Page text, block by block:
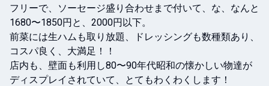
フリーで、ソーセージ盛り合わせまで付いて、な、なんと
1680〜1850円と、2000円以下。
前菜には生ハムも取り放題、ドレッシングも数種類あり、
コスパ良く、大満足！！
店内も、壁面も利用し80〜90年代昭和の懐かしい物達が
ディスプレイされていて、とてもわくわくします！